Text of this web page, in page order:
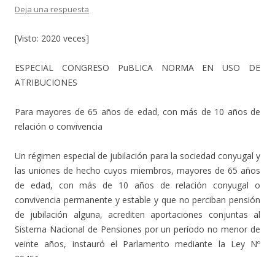
Deja una respuesta
[Visto: 2020 veces]
ESPECIAL CONGRESO PuBLICA NORMA EN USO DE
ATRIBUCIONES
Para mayores de 65 años de edad, con más de 10 años de
relación o convivencia
Un régimen especial de jubilación para la sociedad conyugal y
las uniones de hecho cuyos miembros, mayores de 65 años
de edad, con más de 10 años de relación conyugal o
convivencia permanente y estable y que no perciban pensión
de jubilación alguna, acrediten aportaciones conjuntas al
Sistema Nacional de Pensiones por un período no menor de
veinte años, instauró el Parlamento mediante la Ley Nº